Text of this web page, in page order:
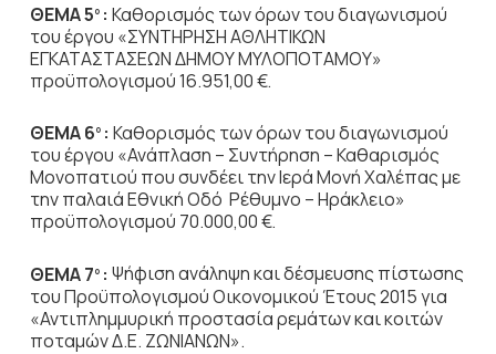
ΘΕΜΑ 5ο : Καθορισμός των όρων του διαγωνισμού
του έργου «ΣΥΝΤΗΡΗΣΗ ΑΘΛΗΤΙΚΩΝ
ΕΓΚΑΤΑΣΤΑΣΕΩΝ ΔΗΜΟΥ ΜΥΛΟΠΟΤΑΜΟΥ»
προϋπολογισμού 16.951,00 €.
ΘΕΜΑ 6ο : Καθορισμός των όρων του διαγωνισμού
του έργου «Ανάπλαση – Συντήρηση – Καθαρισμός
Μονοπατιού που συνδέει την Ιερά Μονή Χαλέπας με
την παλαιά Εθνική Οδό Ρέθυμνο – Ηράκλειο»
προϋπολογισμού 70.000,00 €.
ΘΕΜΑ 7ο : Ψήφιση ανάληψη και δέσμευσης πίστωσης
του Προϋπολογισμού Οικονομικού Έτους 2015 για
«Αντιπλημμυρική προστασία ρεμάτων και κοιτών
ποταμών Δ.Ε. ΖΩΝΙΑΝΩΝ».